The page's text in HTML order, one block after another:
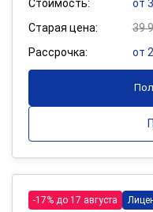
Стоимость:
от
Старая цена:
39
Рассрочка:
от
-17% до 17 августа